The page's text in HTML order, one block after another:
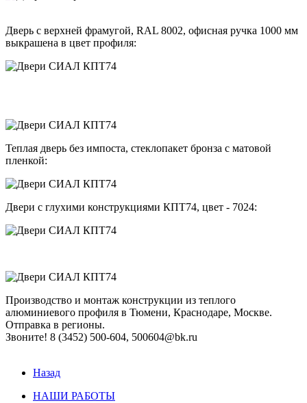
Дверь с верхней фрамугой, RAL 8002, офисная ручка 1000 мм
выкрашена в цвет профиля:
Теплая дверь без импоста, стеклопакет бронза с матовой
пленкой:
Двери с глухими конструкциями КПТ74, цвет - 7024:
Производство и монтаж конструкции из теплого
алюминиевого профиля в Тюмени, Краснодаре, Москве.
Отправка в регионы.
Звоните! 8 (3452) 500-604, 500604@bk.ru
Назад
НАШИ РАБОТЫ